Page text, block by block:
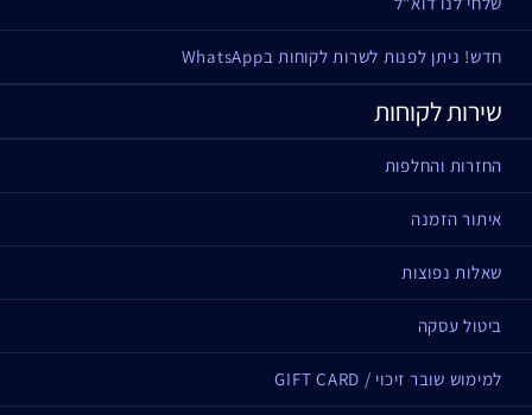
חדש! ניתן לפנות לשרות לקוחות בWhatsApp
שירות לקוחות
החזרות והחלפות
איתור הזמנה
שאלות נפוצות
ביטול עסקה
למימוש שובר זיכוי / GIFT CARD